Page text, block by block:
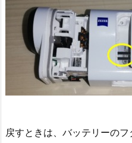
戻すときは、バッテリーの